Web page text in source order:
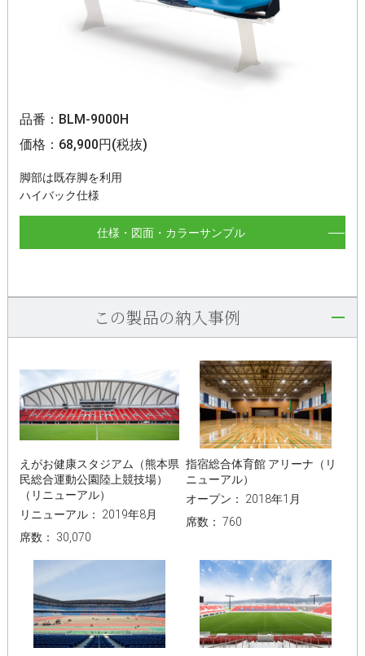
品番：BLM-9000H
価格：68,900円(税抜)
脚部は既存脚を利用
ハイバック仕様
仕様・図面・カラーサンプル
この製品の納入事例
えがお健康スタジアム（熊本県
民総合運動公園陸上競技場）
（リニューアル）
リニューアル： 2019年8月
席数： 30,070
指宿総合体育館 アリーナ（リ
ニューアル）
オープン： 2018年1月
席数： 760